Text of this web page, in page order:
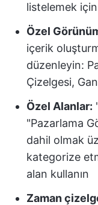
listelemek
Özel
içerik
düzenleyin:
Çizelgesi,
Özel Alanlar:
"Pazarlama
dahil olmak
kategorize
alan kullanın
Zaman